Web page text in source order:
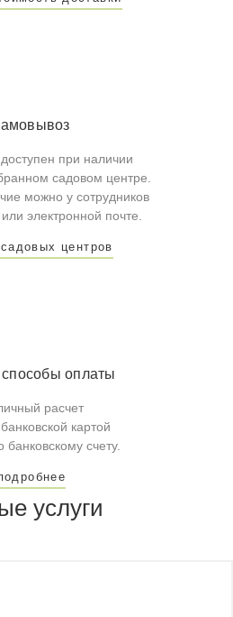
при наличии
садовом центре.
можно у сотрудников
электронной почте.
центров
оплаты
расчет
картой
счету.
услуги